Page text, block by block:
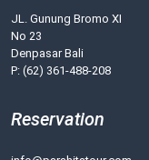
JL. Gunung Bromo XI
No 23
Denpasar Bali
P: (62) 361-488-208
Reservation